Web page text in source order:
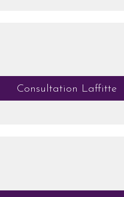
Consultation Laffitte